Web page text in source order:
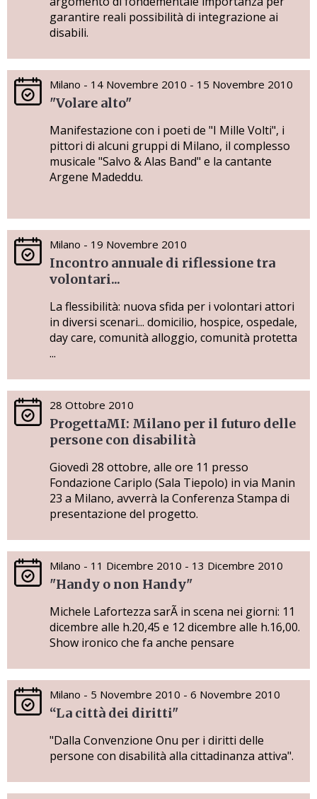
garantire reali possibilità di integrazione ai
disabili.
Milano - 14 Novembre 2010 - 15 Novembre 2010
"Volare alto"
Manifestazione con i poeti de "I Mille Volti", i
pittori di alcuni gruppi di Milano, il complesso
musicale "Salvo & Alas Band" e la cantante
Argene Madeddu.
Milano - 19 Novembre 2010
Incontro annuale di riflessione tra
volontari...
La flessibilità: nuova sfida per i volontari attori
in diversi scenari... domicilio, hospice, ospedale,
day care, comunità alloggio, comunità protetta
...
28 Ottobre 2010
ProgettaMI: Milano per il futuro delle
persone con disabilità
Giovedì 28 ottobre, alle ore 11 presso
Fondazione Cariplo (Sala Tiepolo) in via Manin
23 a Milano, avverrà la Conferenza Stampa di
presentazione del progetto.
Milano - 11 Dicembre 2010 - 13 Dicembre 2010
"Handy o non Handy"
Michele Lafortezza sarÃ in scena nei giorni: 11
dicembre alle h.20,45 e 12 dicembre alle h.16,00.
Show ironico che fa anche pensare
Milano - 5 Novembre 2010 - 6 Novembre 2010
“La città dei diritti"
"Dalla Convenzione Onu per i diritti delle
persone con disabilità alla cittadinanza attiva".